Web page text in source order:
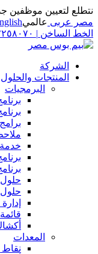
نتطلع لتعيين موظفين
مصر عربى عالمي
الخط الساخن |
الشركة
المنتجات والحلول
البرمجيات
خدمة
حلول
المعدات
نقاط